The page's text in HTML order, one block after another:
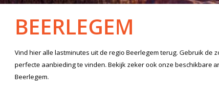
BEERLEGEM
Vind hier alle lastminutes uit de regio Beerlegemterug. Gebruik de
perfecte aanbieding te vinden. Bekijk zeker ook onze beschikbare
Beerlegem.